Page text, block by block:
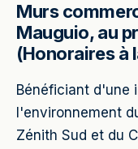
Murs
Mauguio, au
(Honoraires à
Bénéficiant d'une
l'environnement
Zénith Sud et du